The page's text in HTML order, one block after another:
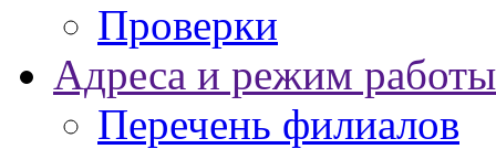
Проверки
Адреса и режим работы
Перечень филиалов